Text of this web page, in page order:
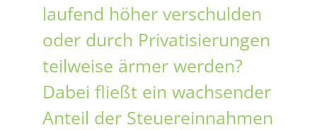
laufend höher verschulden
oder durch Privatisierungen
teilweise ärmer werden?
Dabei fließt ein wachsender
Anteil der Steuereinnahmen